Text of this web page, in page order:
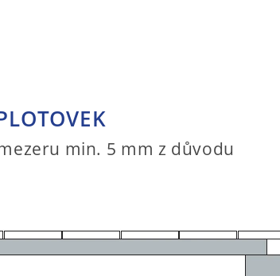
min. 5 mm z důvodu